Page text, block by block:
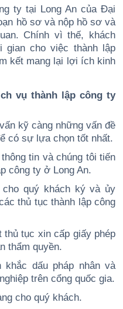
ty tại Long An của Đại
hồ sơ và nộp hồ sơ và
Chính vì thế, khách
gian cho việc thành lập
kết mang lại lợi ích kinh
vụ thành lập công ty
kỹ càng những vấn đề
có sự lựa chọn tốt nhất.
tin và chúng tôi tiến
công ty ở Long An.
quý khách ký và ủy
thủ tục thành lập công
tục xin cấp giấy phép
thẩm quyền.
dấu pháp nhân và
trên cổng quốc gia.
cho quý khách.